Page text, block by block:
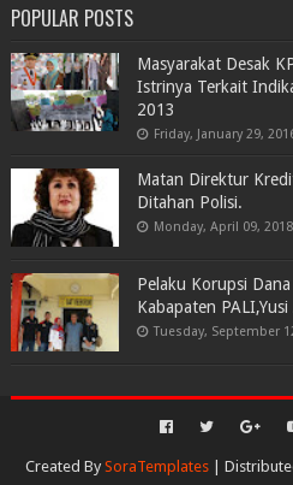
POPULAR POSTS
Masyarakat Desak
Istrinya Terkait
2013
Friday, January 29,
Matan Direktur
Ditahan Polisi.
Monday, April 09, 2018
Pelaku Korupsi
Kabapaten
Tuesday, September
Created By SoraTemplates|